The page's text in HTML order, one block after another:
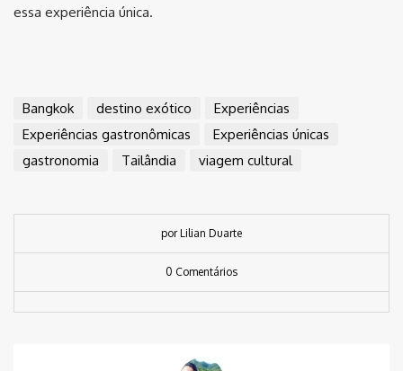
essa experiência única.
Bangkok destino exótico
Experiências
Experiências gastronômicas
Experiências únicas
gastronomia
Tailândia viagem cultural
por Lilian Duarte
0 Comentários